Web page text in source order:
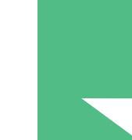
Packs
Payez à l'utilisation